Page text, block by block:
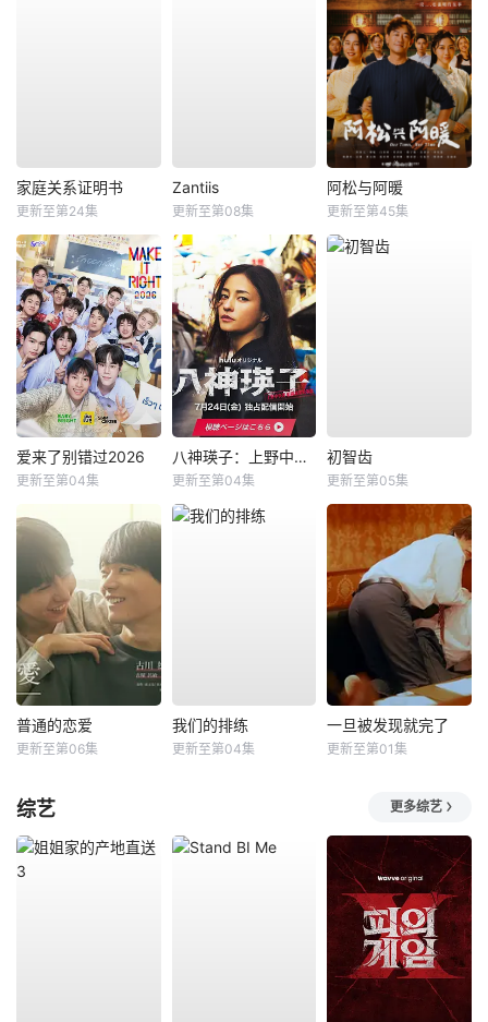
家庭关系证明书
更新至第24集
Zantiis
更新至第08集
阿松与阿暖
更新至第45集
爱来了别错过2026
更新至第04集
八神瑛子：上野中央署组织犯罪对策课
更新至第04集
初智齿
更新至第05集
普通的恋爱
更新至第06集
我们的排练
更新至第04集
一旦被发现就完了
更新至第01集
综艺 更多综艺